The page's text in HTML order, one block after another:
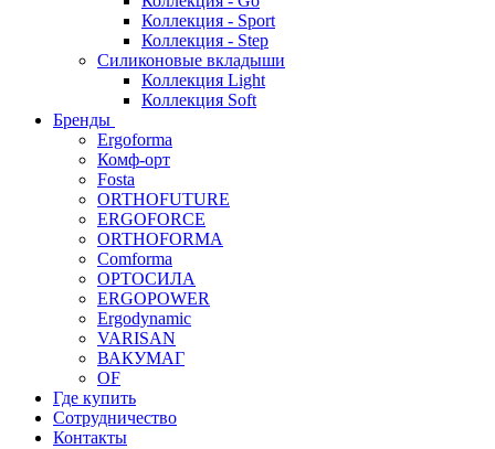
Коллекция - Sport
Коллекция - Step
Силиконовые вкладыши
Коллекция Light
Коллекция Soft
Бренды
Ergoforma
Комф-орт
Fosta
ORTHOFUTURE
ERGOFORCE
ORTHOFORMA
Comforma
ОРТОСИЛА
ERGOPOWER
Ergodynamic
VARISAN
ВАКУМАГ
OF
Где купить
Сотрудничество
Контакты